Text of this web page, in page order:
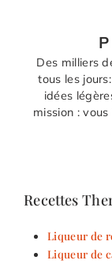
Des milliers
tous les
idées
mission :
Recettes
Liqueur de
Liqueur de